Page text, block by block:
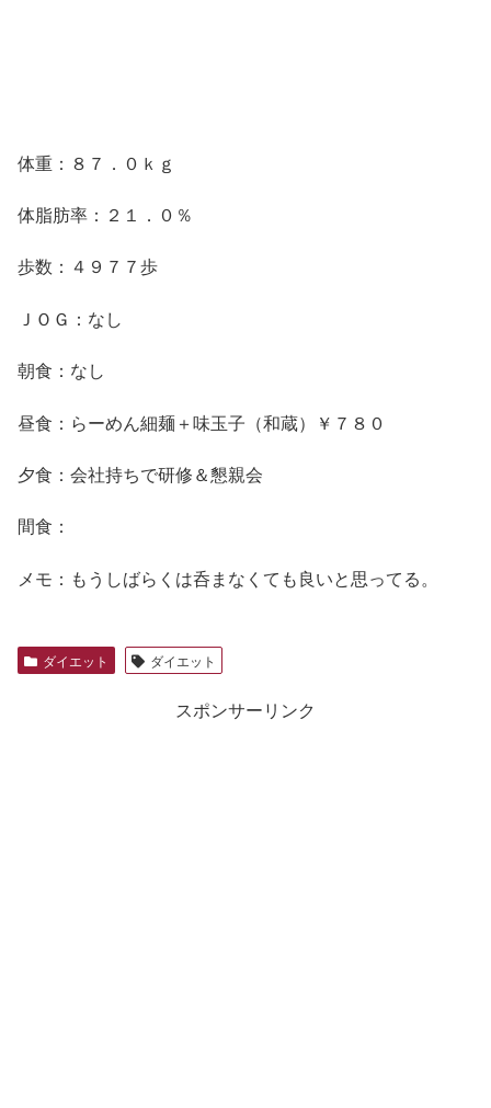
体重：８７．０ｋｇ
体脂肪率：２１．０％
歩数：４９７７歩
ＪＯＧ：なし
朝食：なし
昼食：らーめん細麺＋味玉子（和蔵）￥７８０
夕食：会社持ちで研修＆懇親会
間食：
メモ：もうしばらくは呑まなくても良いと思ってる。
ダイエット ダイエット
スポンサーリンク